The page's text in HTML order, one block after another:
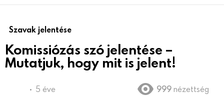
Szavak jelentése
Komissiózás szó jelentése –
Mutatjuk, hogy mit is jelent!
5 éve 999 nézettség